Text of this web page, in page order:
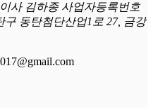
사 김하종 사업자등록번호
구 동탄첨단산업1로 27, 금강